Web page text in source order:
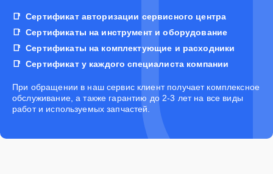
Сертификат авторизации сервисного центра
Сертификаты на инструмент и оборудование
Сертификаты на комплектующие и расходники
Сертификат у каждого специалиста компании
При обращении в наш сервис клиент получает комплексное
обслуживание, а также гарантию до 2-3 лет на все виды
работ и используемых запчастей.